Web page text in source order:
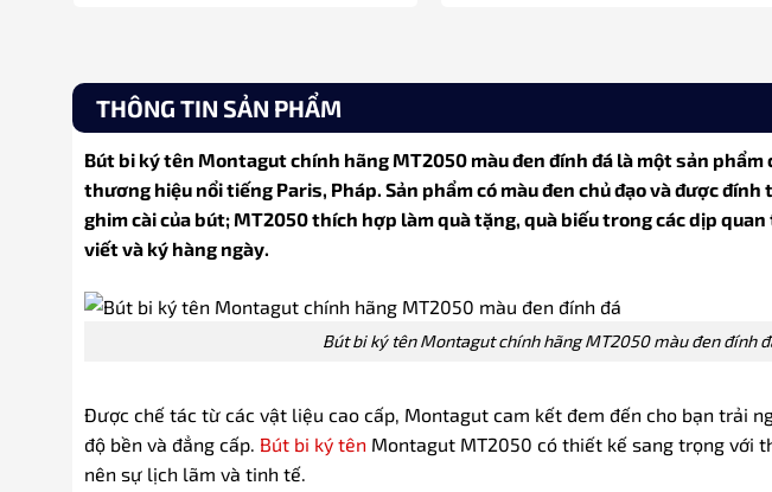
THÔNG TIN SẢN PHẨM
Bút bi ký tên Montagut chính hãng MT2050 màu đen đính đá là một sản phẩm
thương hiệu nổi tiếng Paris, Pháp. Sản phẩm có màu đen chủ đạo và được đính
ghim cài của bút; MT2050 thích hợp làm quà tặng, quà biếu trong các dịp
viết và ký hàng ngày.
Bút bi ký tên Montagut chính hãng MT2050 màu đen đính
Được chế tác từ các vật liệu cao cấp, Montagut cam kết đem đến cho bạn trải
độ bền và đẳng cấp. Bút bi ký tênMontagut MT2050 có thiết kế sang trọng với
nên sự lịch lãm và tinh tế.